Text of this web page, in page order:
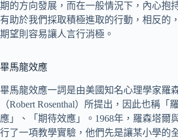
期的方向發展，而在一般情況下，內心抱
有助於我們採取積極進取的行動，相反的
期望則容易讓人言行消極。
畢馬龍效應
畢馬龍效應一詞是由美國知名心理學家羅
（Robert Rosenthal）所提出，因此也稱「
應」、「期待效應」。1968年，羅森塔爾
行了一項教學實驗，他們先是讓某小學的